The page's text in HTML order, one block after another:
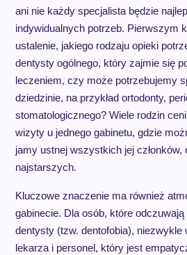
ani nie każdy specjalista będzie
indywidualnych potrzeb. Pierwszym
ustalenie, jakiego rodzaju opieki
dentysty ogólnego, który zajmie się
leczeniem, czy może potrzebujemy
dziedzinie, na przykład ortodonty,
stomatologicznego? Wiele rodzin
wizyty u jednego gabinetu, gdzie
jamy ustnej wszystkich jej członków,
najstarszych.
Kluczowe znaczenie ma również
gabinecie. Dla osób, które
dentysty (tzw. dentofobia), niezwykle
lekarza i personel, który jest